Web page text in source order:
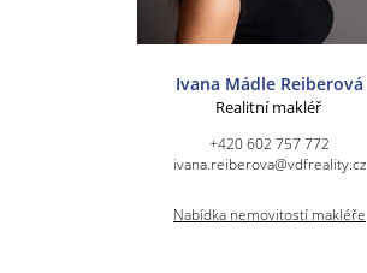
Ivana Mádle Reiberová
Realitní makléř
+420 602 757 772
ivana.reiberova@vdfreality.cz
Nabídka nemovitostí makléře